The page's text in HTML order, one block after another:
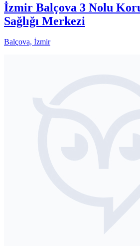
İzmir Balçova 3 Nolu
Sağlığı Merkezi
Balçova, İzmir